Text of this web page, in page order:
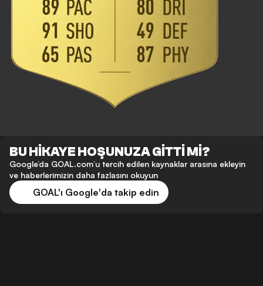
BU HİKAYE HOŞUNUZA GİTTİ Mİ?
Google’da GOAL.com’u tercih edilen kaynaklar arasına ekleyin
ve haberlerimizin daha fazlasını okuyun
GOAL'ı Google'da takip edin